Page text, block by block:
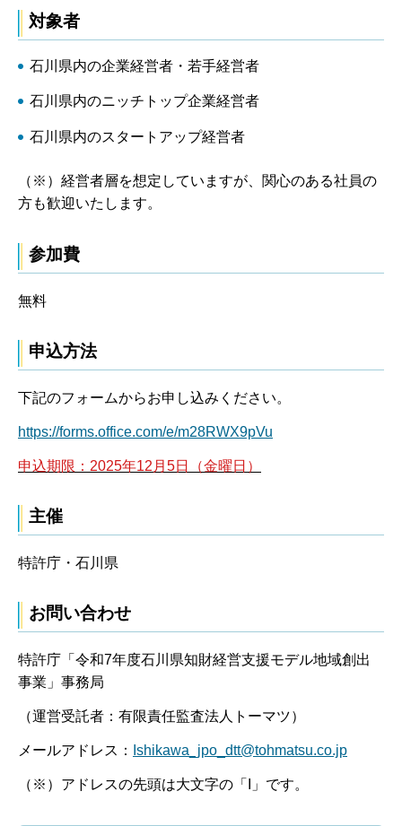
対象者
石川県内の企業経営者・若手経営者
石川県内のニッチトップ企業経営者
石川県内のスタートアップ経営者
（※）経営者層を想定していますが、関心のある社員の
方も歓迎いたします。
参加費
無料
申込方法
下記のフォームからお申し込みください。
https://forms.office.com/e/m28RWX9pVu
申込期限：2025年12月5日（金曜日）
主催
特許庁・石川県
お問い合わせ
特許庁「令和7年度石川県知財経営支援モデル地域創出
事業」事務局
（運営受託者：有限責任監査法人トーマツ）
メールアドレス： Ishikawa_jpo_dtt@tohmatsu.co.jp
（※）アドレスの先頭は大文字の「I」です。